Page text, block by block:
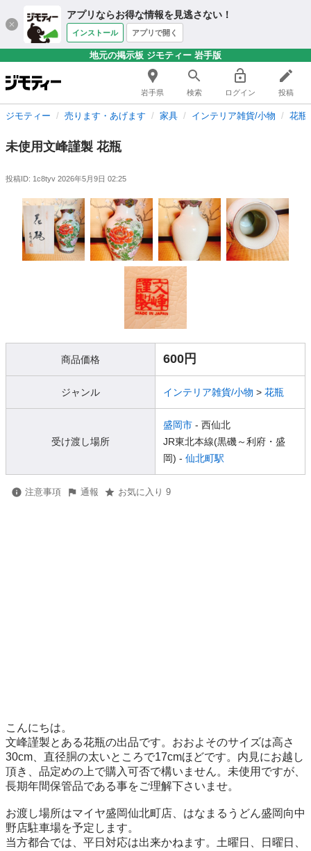
アプリならお得な情報を見逃さない！
インストール アプリで開く
地元の掲示板 ジモティー 岩手版
岩手県 検索 ログイン 投稿
ジモティー 売ります・あげます 家具 インテリア雑貨/小物 花瓶
未使用文峰謹製 花瓶
投稿ID: 1c8tyv 2026年5月9日 02:25
商品価格 600円
ジャンル インテリア雑貨/小物 > 花瓶
受け渡し場所
盛岡市 - 西仙北
JR東北本線(黒磯～利府・盛
岡) - 仙北町駅
注意事項 通報 お気に入り 9
こんにちは。
文峰謹製とある花瓶の出品です。おおよそのサイズは高さ
30cm、直径胴の太いところで17cmほどです。内見にお越し
頂き、品定めの上で購入可否で構いません。未使用ですが、
長期年間保管品である事をご理解下さいませ。
お渡し場所はマイヤ盛岡仙北町店、はなまるうどん盛岡向中
野店駐車場を予定します。
当方都合では、平日対応は出来かねます。土曜日、日曜日、